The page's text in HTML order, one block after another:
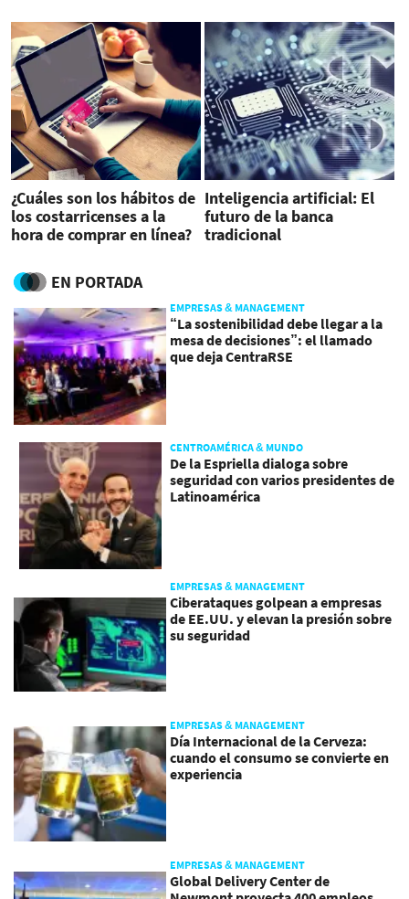
¿Cuáles son los hábitos de
los costarricenses a la
hora de comprar en línea?
Inteligencia artificial: El
futuro de la banca
tradicional
EN PORTADA
EMPRESAS & MANAGEMENT
“La sostenibilidad debe llegar a la
mesa de decisiones”: el llamado
que deja CentraRSE
CENTROAMÉRICA & MUNDO
De la Espriella dialoga sobre
seguridad con varios presidentes de
Latinoamérica
EMPRESAS & MANAGEMENT
Ciberataques golpean a empresas
de EE.UU. y elevan la presión sobre
su seguridad
EMPRESAS & MANAGEMENT
Día Internacional de la Cerveza:
cuando el consumo se convierte en
experiencia
EMPRESAS & MANAGEMENT
Global Delivery Center de